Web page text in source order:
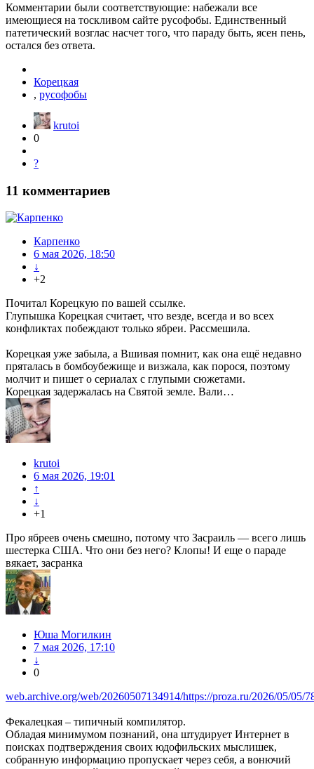
Комментарии были соответствующие: набежали все
имеющиеся на тоскливом сайте русофобы. Единственный
патетический возглас насчет того, что параду быть, ясен пень,
остался без ответа.
Корецкая
, русофобы
krutoi
0
?
11 комментариев
Карпенко
6 мая 2026, 18:50
↓
+2
Почитал Корецкую по вашей ссылке.
Глупышка Корецкая считает, что везде, всегда и во всех
конфликтах побеждают только ябреи. Рассмешила.
Корецкая уже забыла, а Вшивая помнит, как она ещё недавно
пряталась в бомбоубежище и визжала, как порося, поэтому
молчит и пишет о сериалах с глупыми сюжетами.
Корецкая задержалась на Святой земле. Вали…
krutoi
6 мая 2026, 19:01
↑
↓
+1
Про ябреев очень смешно, потому что Засраиль — всего лишь
шестерка США. Что они без него? Клопы! И еще о параде
вякает, засранка
Юша Могилкин
7 мая 2026, 17:10
↓
0
web.archive.org/web/20260507134914/https://proza.ru/2026/05/05/
Фекалецкая – типичный компилятор.
Обладая минимумом познаний, она штудирует Интернет в
поисках подтверждения своих юдофильских мыслишек,
собранную информацию пропускает через себя, а вонючий